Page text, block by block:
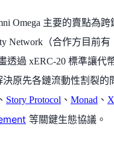
Omega 主要的賣點為跨
Network（合作方目前有
透過 xERC-20 標準讓代
原先各鏈流動性割裂的
、 Story Protocol 、 Monad 、
等關鍵生態協議。